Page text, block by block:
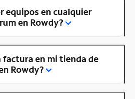
equipos en cualquier
en Rowdy?
factura en mi tienda de
Rowdy?